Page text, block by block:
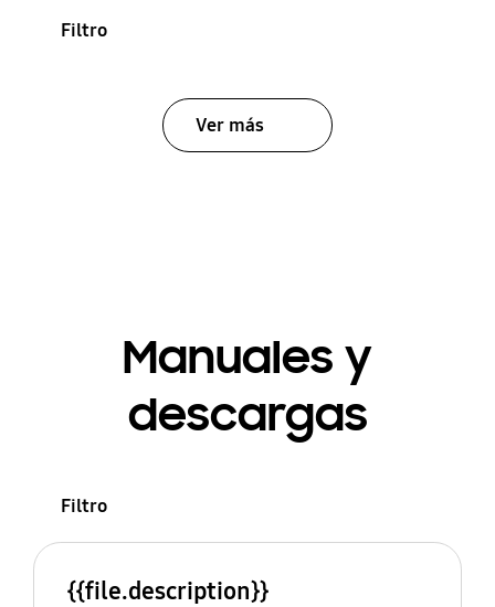
Filtro
Ver más
Manuales y
descargas
Filtro
{{file.description}}